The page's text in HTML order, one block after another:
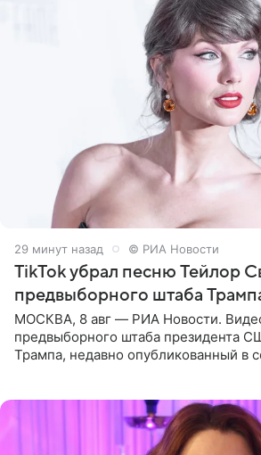
29 минут назад © РИА Новости
TikTok убрал песню Тейлор
предвыборного штаба
МОСКВА, 8 авг — РИА Новости.
предвыборного штаба президента
Трампа, недавно опубликованный в